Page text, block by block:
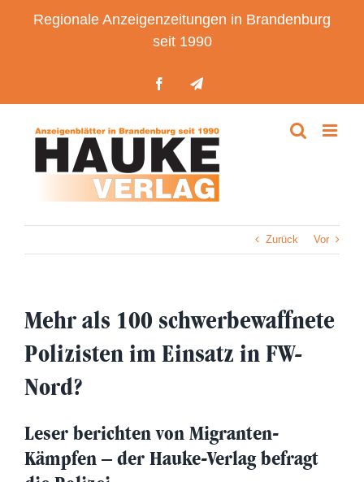
Regionale Anzeigenzeitungen in Brandenburg
seit 1990
FacebookTelegram
Zurück Vor
Mehr als 100 schwerbewaffnete
Polizisten im Einsatz in FW-
Nord?
Leser berichten von Migranten-
Kämpfen – der Hauke-Verlag befragt